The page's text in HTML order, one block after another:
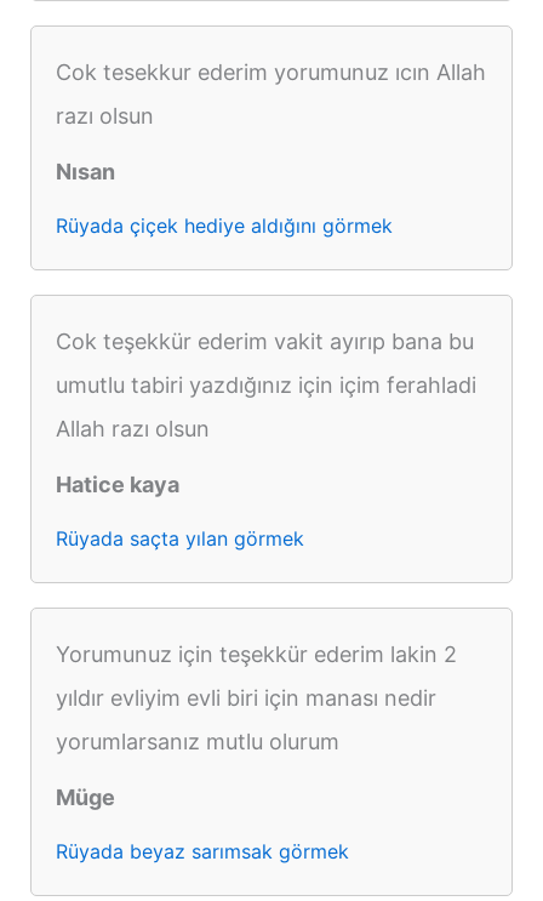
Cok tesekkur ederim yorumunuz ıcın Allah
razı olsun
Nısan
Rüyada çiçek hediye aldığını görmek
Cok teşekkür ederim vakit ayırıp bana bu
umutlu tabiri yazdığınız için içim ferahladi
Allah razı olsun
Hatice kaya
Rüyada saçta yılan görmek
Yorumunuz için teşekkür ederim lakin 2
yıldır evliyim evli biri için manası nedir
yorumlarsanız mutlu olurum
Müge
Rüyada beyaz sarımsak görmek